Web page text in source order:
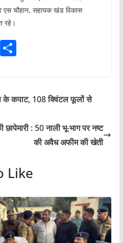
एस चौहान, सहायक खंड विकास
रहे।
S
e
के कपाट, 108 क्विंटल फूलों से
: 50 नाली भू-भाग पर नष्ट
की अवैध अफीम की खेती
Like